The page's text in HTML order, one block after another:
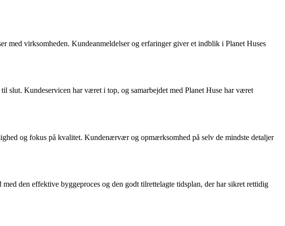
med virksomheden. Kundeanmeldelser og erfaringer giver et indblik i Planet Huses
slut. Kundeservicen har været i top, og samarbejdet med Planet Huse har været
og fokus på kvalitet. Kundenærvær og opmærksomhed på selv de mindste detaljer
den effektive byggeproces og den godt tilrettelagte tidsplan, der har sikret rettidig